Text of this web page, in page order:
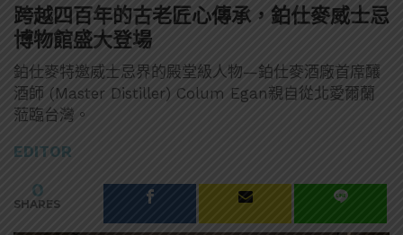
跨越四百年的古老匠心傳承，鉑仕麥威士忌
博物館盛大登場
鉑仕麥特邀威士忌界的殿堂級人物—鉑仕麥酒廠首席釀
酒師 (Master Distiller) Colum Egan親自從北愛爾蘭
蒞臨台灣。
EDITOR
0
SHARES